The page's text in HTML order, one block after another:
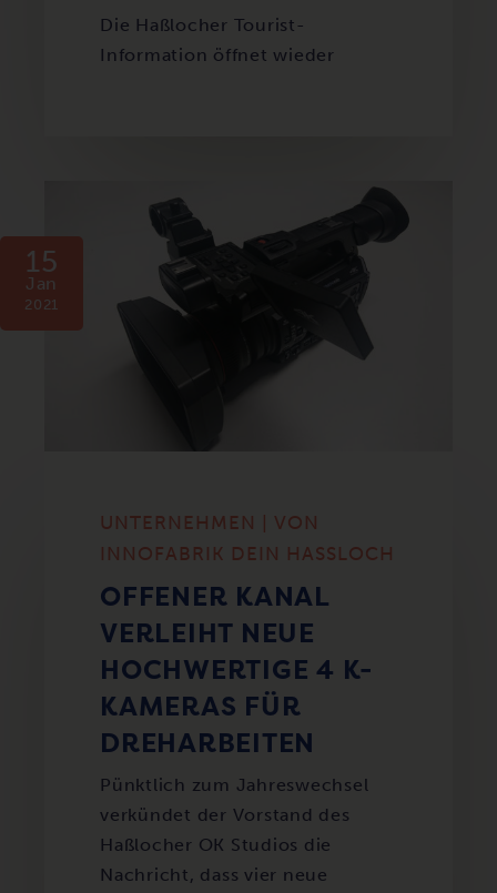
Die Haßlocher Tourist-
Information öffnet wieder
15
Jan
2021
UNTERNEHMEN | VON
INNOFABRIK DEIN HASSLOCH
OFFENER KANAL
VERLEIHT NEUE
HOCHWERTIGE 4 K-
KAMERAS FÜR
DREHARBEITEN
Pünktlich zum Jahreswechsel
verkündet der Vorstand des
Haßlocher OK Studios die
Nachricht, dass vier neue